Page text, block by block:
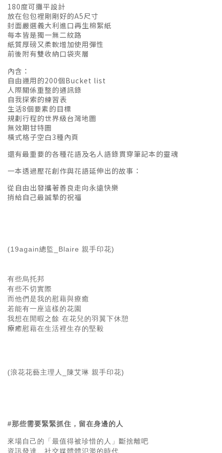
180度可攤平設計
放在包包裡剛剛好的A5尺寸
封面嚴選義大利進口再生棉絮紙
每本皆是獨一無二紋路
紙質厚磅又柔軟增加使用彈性
前後附有雙收納口袋夾層
內含：
自由運用的200個Bucket list
人際關係重整的通訊錄
自我探索的練習表
生活8個要素的目標
規劃行程的世界級台灣地圖
無效期甘特圖
橫式格子空白3種內頁
還有最重要的各種花語及名人語錄貫穿筆記本的靈魂
一本透過壓花創作與花語延伸出的故事：
從自由出發攜著善良走向永遠快樂
捎給自己最誠摯的祝福
(19again總監_Blaire 親手印花)
有些烏托邦
有些不切實際
而他們是我的慰藉與療癒
若能有一座這樣的花園
我想在閒暇之餘 在花兒的羽翼下休憩
療癒慰藉在生活裡生存的堅毅
(浪花花藝主理人_陳艾琳 親手印花)
#那些需要緊緊抓住，留在身邊的人
來場自己的「最值得被珍惜的人」斷捨離吧
資訊發達、社交媒體體氾濫的時代